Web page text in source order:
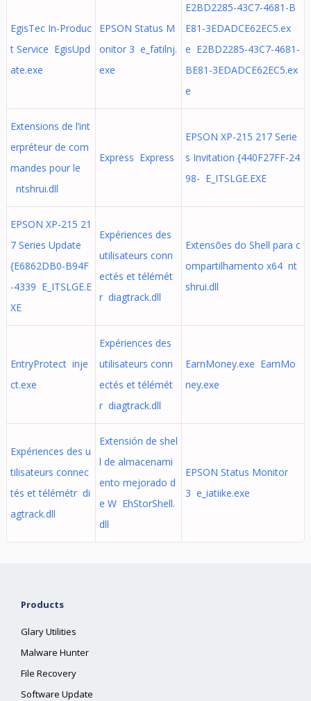
EgisTec In-Produc
t Service EgisUpd
ate.exe
EPSON Status M
onitor 3 e_fatilnj.
exe
E2BD2285-43C7-4681-B
E81-3EDADCE62EC5.ex
e E2BD2285-43C7-4681-
BE81-3EDADCE62EC5.ex
e
Extensions de l’int
erpréteur de com
mandes pour le
ntshrui.dll
Express Express
EPSON XP-215 217 Serie
s Invitation {440F27FF-24
98- E_ITSLGE.EXE
EPSON XP-215 21
7 Series Update
{E6862DB0-B94F
-4339 E_ITSLGE.E
XE
Expériences des
utilisateurs conn
ectés et télémét
r diagtrack.dll
Extensões do Shell para c
ompartilhamento x64 nt
shrui.dll
EntryProtect inje
ct.exe
Expériences des
utilisateurs conn
ectés et télémét
r diagtrack.dll
EarnMoney.exe EarnMo
ney.exe
Expériences des u
tilisateurs connec
tés et télémétr di
agtrack.dll
Extensión de shel
l de almacenami
ento mejorado d
e W EhStorShell.
dll
EPSON Status Monitor
3 e_iatiike.exe
Products
Glary Utilities
Malware Hunter
File Recovery
Software Update